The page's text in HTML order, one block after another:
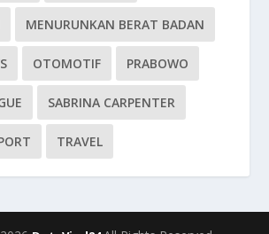
MENURUNKAN BERAT BADAN
OTOMOTIF PRABOWO
SABRINA CARPENTER
TRAVEL